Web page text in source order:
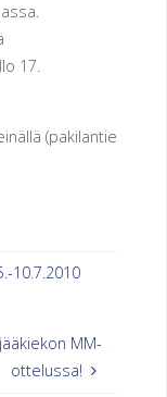
17.
(pakilantie
10.7.2010
MM-
ottelussa!